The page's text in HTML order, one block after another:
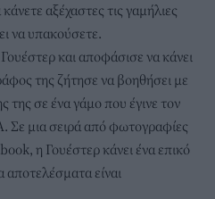
αξέχαστες τις γαμήλιες
να υπακούσετε.
και αποφάσισε να κάνει
της ζήτησε να βοηθήσει με
της σε ένα γάμο που έγινε τον
Σε μια σειρά από φωτογραφίες
η Γουέστερ κάνει ένα επικό
είναι